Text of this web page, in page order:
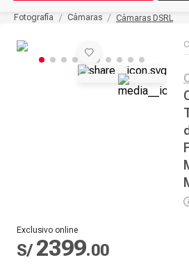
Fotografía Cámaras Cámaras DSRL
Exclusivo online
S/ 2399.00